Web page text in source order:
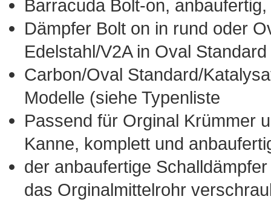
Barracuda Bolt-on,
Dämpfer Bolt on in rund oder
Edelstahl/V2A in Oval
Carbon/Oval Standard/
Modelle (siehe Typenliste
Passend für Orginal Krümmer
Kanne, komplett und
der anbaufertige
das Orginalmittelrohr